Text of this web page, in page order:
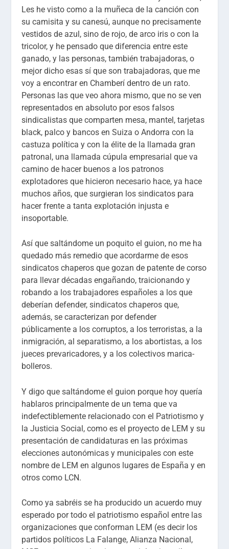
Les he visto como a la muñeca de la canción con
su camisita y su canesú, aunque no precisamente
vestidos de azul, sino de rojo, de arco iris o con la
tricolor, y he pensado que diferencia entre este
ganado, y las personas, también trabajadoras, o
mejor dicho esas sí que son trabajadoras, que me
voy a encontrar en Chamberí dentro de un rato.
Personas las que veo ahora mismo, que no se ven
representados en absoluto por esos falsos
sindicalistas que comparten mesa, mantel, tarjetas
black, palco y bancos en Suiza o Andorra con la
castuza política y con la élite de la llamada gran
patronal, una llamada cúpula empresarial que va
camino de hacer buenos a los patronos
explotadores que hicieron necesario hace, ya hace
muchos años, que surgieran los sindicatos para
hacer frente a tanta explotación injusta e
insoportable.
Así que saltándome un poquito el guion, no me ha
quedado más remedio que acordarme de esos
sindicatos chaperos que gozan de patente de corso
para llevar décadas engañando, traicionando y
robando a los trabajadores españoles a los que
deberían defender, sindicatos chaperos que,
además, se caracterizan por defender
públicamente a los corruptos, a los terroristas, a la
inmigración, al separatismo, a los abortistas, a los
jueces prevaricadores, y a los colectivos marica-
bolleros.
Y digo que saltándome el guion porque hoy quería
hablaros principalmente de un tema que va
indefectiblemente relacionado con el Patriotismo y
la Justicia Social, como es el proyecto de LEM y su
presentación de candidaturas en las próximas
elecciones autonómicas y municipales con este
nombre de LEM en algunos lugares de España y en
otros como LCN.
Como ya sabréis se ha producido un acuerdo muy
esperado por todo el patriotismo español entre las
organizaciones que conforman LEM (es decir los
partidos políticos La Falange, Alianza Nacional,